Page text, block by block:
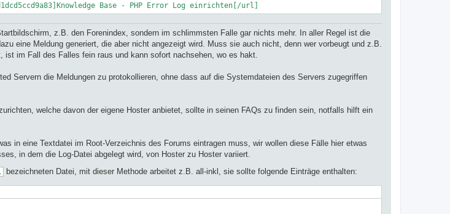
Base - PHP Error Log einrichten[/url]
z.B. den Forenindex, sondern im schlimmsten Falle gar nichts mehr. In aller Regel ist die
eine Meldung generiert, die aber nicht angezeigt wird. Muss sie auch nicht, denn wer vorbeugt und z.B.
im Fall des Falles fein raus und kann sofort nachsehen, wo es hakt.
Servern die Meldungen zu protokollieren, ohne dass auf die Systemdateien des Servers zugegriffen
welche davon der eigene Hoster anbietet, sollte in seinen FAQs zu finden sein, notfalls hilft ein
in eine Textdatei im Root-Verzeichnis des Forums eintragen muss, wir wollen diese Fälle hier etwas
in dem die Log-Datei abgelegt wird, von Hoster zu Hoster variiert.
bezeichneten Datei, mit dieser Methode arbeitet z.B. all-inkl, sie sollte folgende Einträge enthalten: